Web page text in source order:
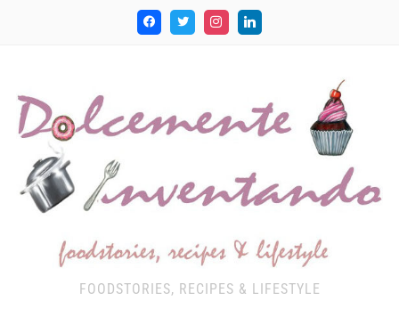
FOODSTORIES, RECIPES & LIFESTYLE